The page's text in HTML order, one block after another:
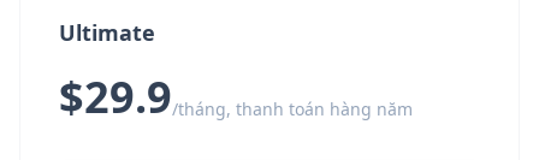
Ultimate
$29.9/tháng, thanh toán hàng năm